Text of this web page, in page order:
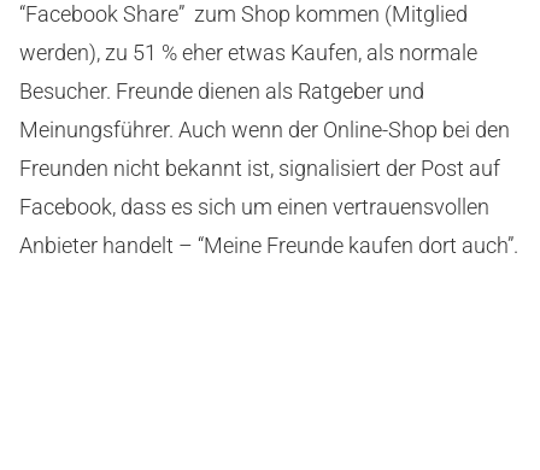
“Facebook Share” zum Shop kommen (Mitglied
werden), zu 51 % eher etwas Kaufen, als normale
Besucher. Freunde dienen als Ratgeber und
Meinungsführer. Auch wenn der Online-Shop bei den
Freunden nicht bekannt ist, signalisiert der Post auf
Facebook, dass es sich um einen vertrauensvollen
Anbieter handelt – “Meine Freunde kaufen dort auch”.